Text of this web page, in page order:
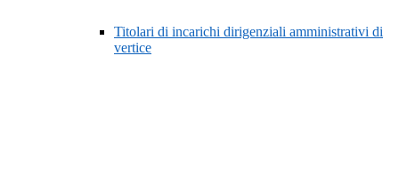
Titolari di incarichi dirigenziali amministrativi di
vertice